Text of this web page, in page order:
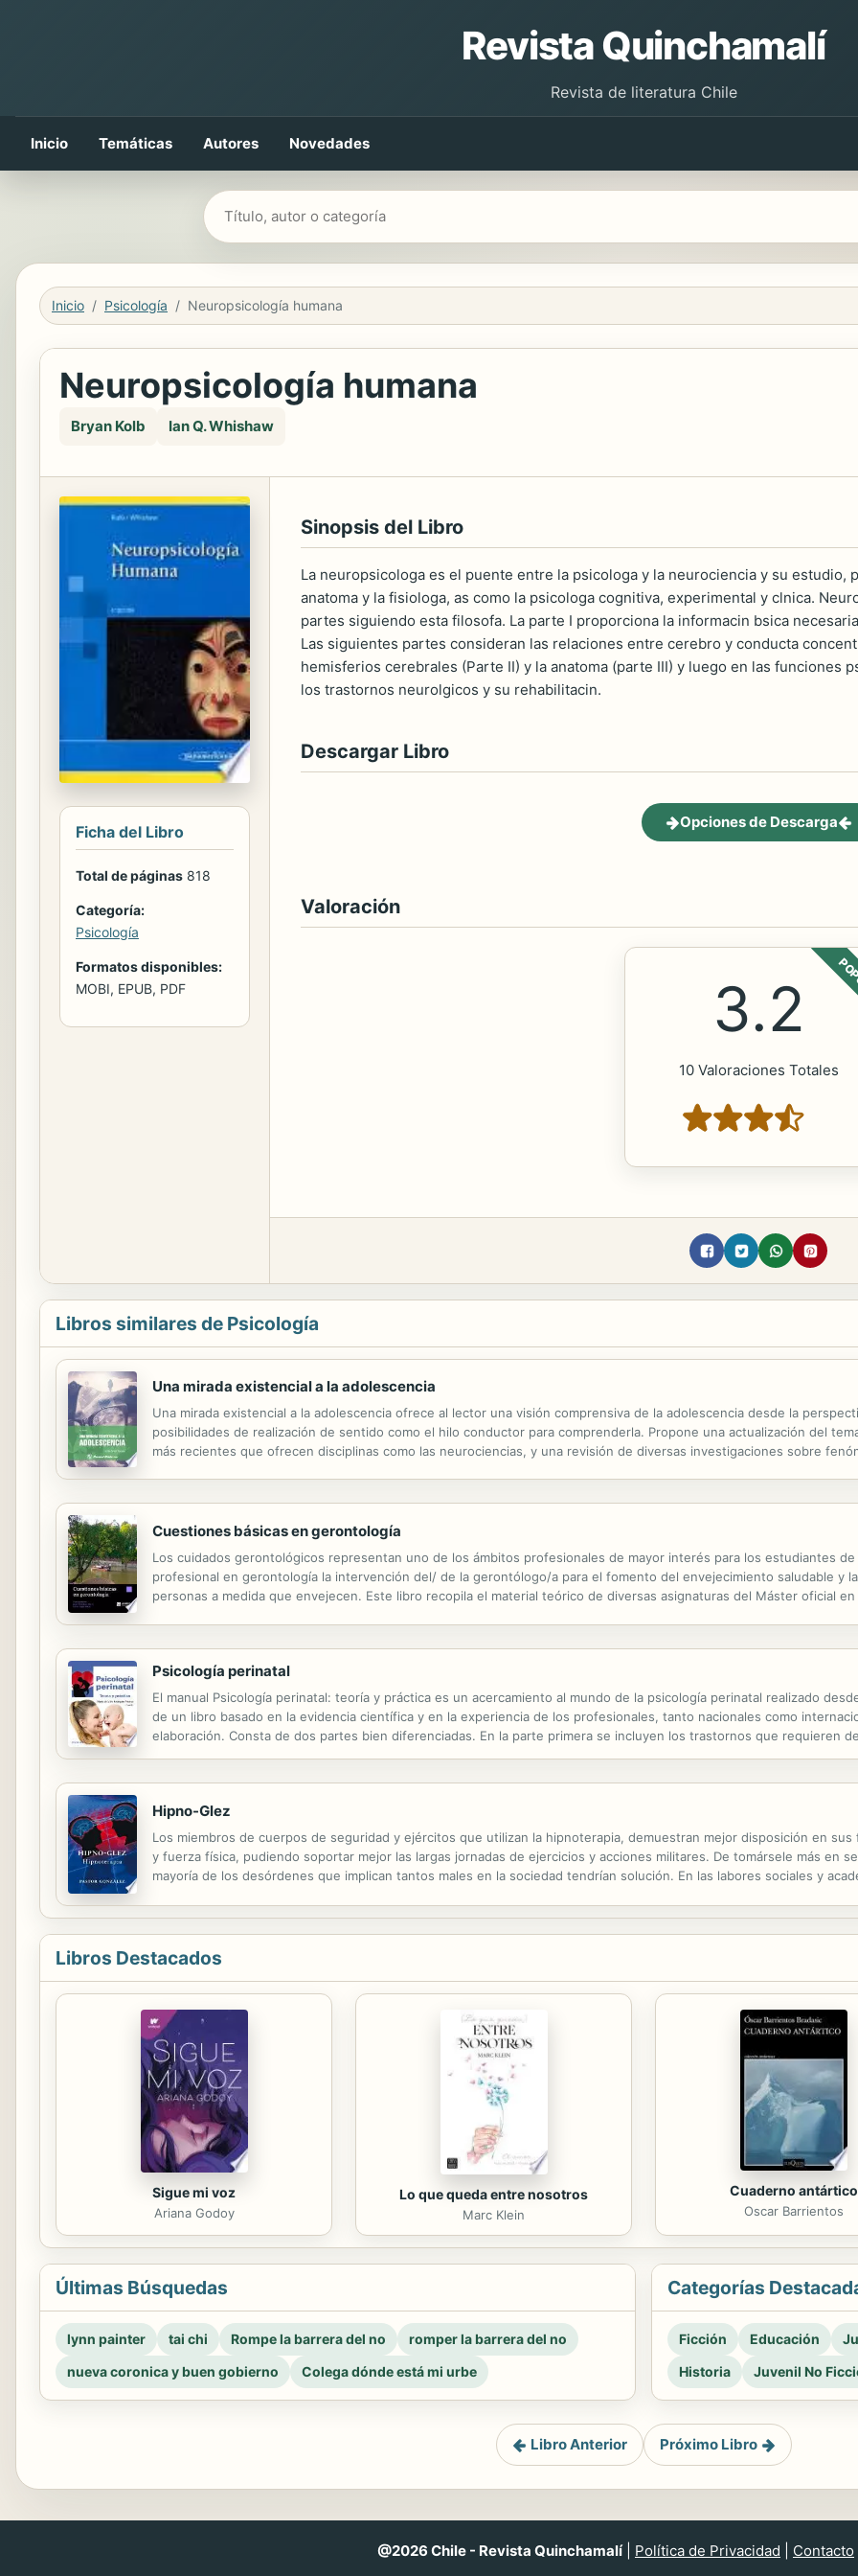
Revista Quinchamalí
Revista de literatura Chile
Inicio Temáticas Autores Novedades
Buscar libros
Inicio Psicología Neuropsicología humana
Neuropsicología humana
Bryan Kolb Ian Q. Whishaw
Ficha del Libro
Total de páginas 818
Categoría:
Psicología
Formatos disponibles:
MOBI, EPUB, PDF
Sinopsis del Libro
La neuropsicologa es el puente entre la psicologa y la neurociencia y su
anatoma y la fisiologa, as como la psicologa cognitiva, experimental y clnica.
partes siguiendo esta filosofa. La parte I proporciona la informacin bsica
Las siguientes partes consideran las relaciones entre cerebro y conducta
hemisferios cerebrales (Parte II) y la anatoma (parte III) y luego en las funciones
los trastornos neurolgicos y su rehabilitacin.
Descargar Libro
Opciones de Descarga
Valoración
3.2
10 Valoraciones Totales
Libros similares de Psicología
Una mirada existencial a la adolescencia
Una mirada existencial a la adolescencia ofrece al lector una visión comprensiva de la adolescencia desde la
posibilidades de realización de sentido como el hilo conductor para comprenderla. Propone una actualización del
más recientes que ofrecen disciplinas como las neurociencias, y una revisión de diversas investigaciones sobre
Cuestiones básicas en gerontología
Los cuidados gerontológicos representan uno de los ámbitos profesionales de mayor interés para los estudiantes
profesional en gerontología la intervención del/ de la gerontólogo/a para el fomento del envejecimiento saludable y
personas a medida que envejecen. Este libro recopila el material teórico de diversas asignaturas del Máster oficial
Psicología perinatal
El manual Psicología perinatal: teoría y práctica es un acercamiento al mundo de la psicología perinatal realizado
de un libro basado en la evidencia científica y en la experiencia de los profesionales, tanto nacionales como
elaboración. Consta de dos partes bien diferenciadas. En la parte primera se incluyen los trastornos que requieren
Hipno-Glez
Los miembros de cuerpos de seguridad y ejércitos que utilizan la hipnoterapia, demuestran mejor disposición en
y fuerza física, pudiendo soportar mejor las largas jornadas de ejercicios y acciones militares. De tomársele más en
mayoría de los desórdenes que implican tantos males en la sociedad tendrían solución. En las labores sociales y
Libros Destacados
Sigue mi voz
Ariana Godoy
Lo que queda entre nosotros
Marc Klein
Cuaderno antártico
Oscar Barrientos
Últimas Búsquedas
lynn painter tai chi Rompe la barrera del no
romper la barrera del no
nueva coronica y buen gobierno
Colega dónde está mi urbe
Categorías
Ficción Educación
Historia
Juvenil No
Libro Anterior Próximo Libro
@2026 Chile - Revista Quinchamalí| Política de Privacidad Contacto